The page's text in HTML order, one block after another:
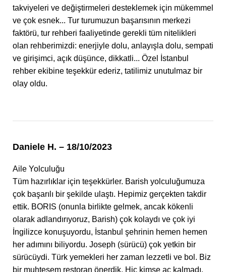
takviyeleri ve değiştirmeleri desteklemek için mükemmel
ve çok esnek... Tur turumuzun başarısının merkezi
faktörü, tur rehberi faaliyetinde gerekli tüm nitelikleri
olan rehberimizdi: enerjiyle dolu, anlayışla dolu, sempati
ve girişimci, açık düşünce, dikkatli... Özel İstanbul
rehber ekibine teşekkür ederiz, tatilimiz unutulmaz bir
olay oldu.
Daniele H. – 18/10/2023
Aile Yolculuğu
Tüm hazırlıklar için teşekkürler. Barish yolculuğumuza
çok başarılı bir şekilde ulaştı. Hepimiz gerçekten takdir
ettik. BORIS (onunla birlikte gelmek, ancak kökenli
olarak adlandırıyoruz, Barish) çok kolaydı ve çok iyi
İngilizce konuşuyordu, İstanbul şehrinin hemen hemen
her adımını biliyordu. Joseph (sürücü) çok yetkin bir
sürücüydi. Türk yemekleri her zaman lezzetli ve bol. Biz
bir muhteşem restoran önerdik. Hiç kimse aç kalmadı.